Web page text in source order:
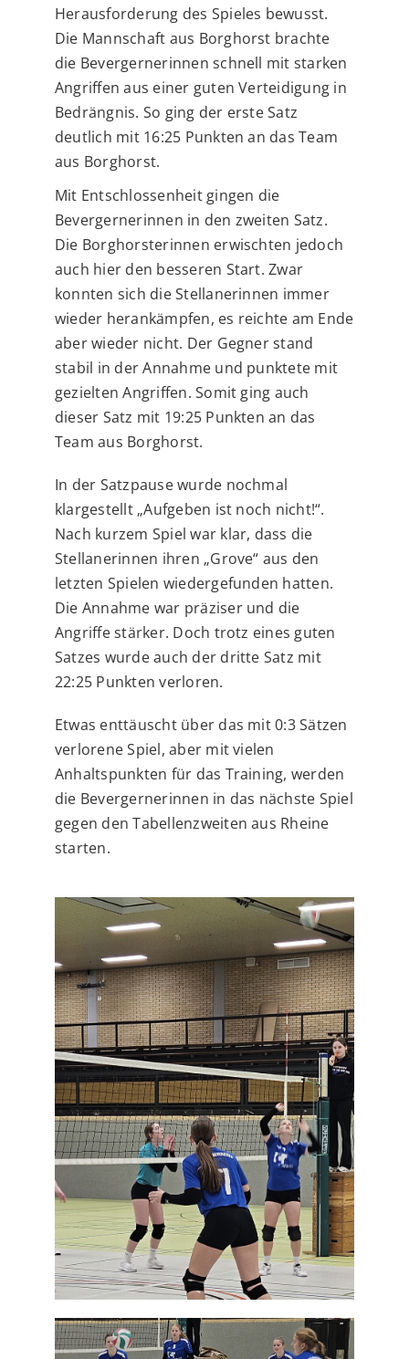
Herausforderung des Spieles bewusst.
Die Mannschaft aus Borghorst brachte
die Bevergernerinnen schnell mit starken
Angriffen aus einer guten Verteidigung in
Bedrängnis. So ging der erste Satz
deutlich mit 16:25 Punkten an das Team
aus Borghorst.
Mit Entschlossenheit gingen die
Bevergernerinnen in den zweiten Satz.
Die Borghorsterinnen erwischten jedoch
auch hier den besseren Start. Zwar
konnten sich die Stellanerinnen immer
wieder herankämpfen, es reichte am Ende
aber wieder nicht. Der Gegner stand
stabil in der Annahme und punktete mit
gezielten Angriffen. Somit ging auch
dieser Satz mit 19:25 Punkten an das
Team aus Borghorst.
In der Satzpause wurde nochmal
klargestellt „Aufgeben ist noch nicht!“.
Nach kurzem Spiel war klar, dass die
Stellanerinnen ihren „Grove“ aus den
letzten Spielen wiedergefunden hatten.
Die Annahme war präziser und die
Angriffe stärker. Doch trotz eines guten
Satzes wurde auch der dritte Satz mit
22:25 Punkten verloren.
Etwas enttäuscht über das mit 0:3 Sätzen
verlorene Spiel, aber mit vielen
Anhaltspunkten für das Training, werden
die Bevergernerinnen in das nächste Spiel
gegen den Tabellenzweiten aus Rheine
starten.